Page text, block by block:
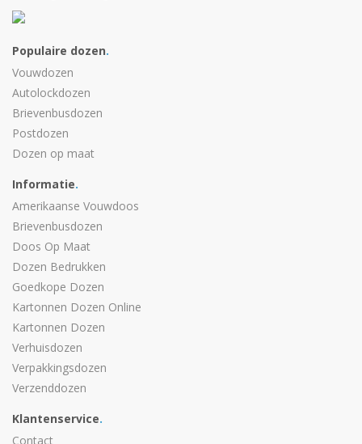
Populaire dozen.
Vouwdozen
Autolockdozen
Brievenbusdozen
Postdozen
Dozen op maat
Informatie.
Amerikaanse Vouwdoos
Brievenbusdozen
Doos Op Maat
Dozen Bedrukken
Goedkope Dozen
Kartonnen Dozen Online
Kartonnen Dozen
Verhuisdozen
Verpakkingsdozen
Verzenddozen
Klantenservice.
Contact